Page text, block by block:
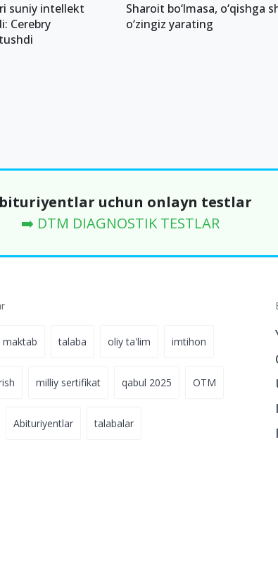
suniy intellekt
Cerebry
Sharoit bo‘lmasa, o‘qishga
o‘zingiz yarating
uchun onlayn testlar
➡️ DTM DIAGNOSTIK TESTLAR
maktab talaba oliy ta'lim imtihon
milliy sertifikat qabul 2025 OTM
Abituriyentlar talabalar